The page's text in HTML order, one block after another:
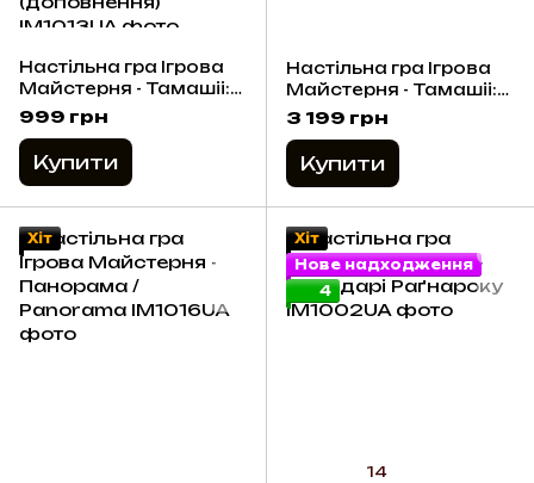
Настільна гра Ігрова
Майстерня - Тамашіі:
Хроніка Сходження.
Загублені Сторінки /
Tamashii: Tamashii:
Chronicle of Ascen.
999 грн
Купити
Настільна гра Ігрова
Майстерня - Тамашіі:
Хроніка Сходження
Мініатюри для гри
(доповнення)
3 199 грн
Купити
Хіт
Хіт
Нове надходження
4
14